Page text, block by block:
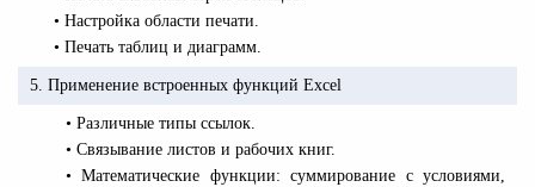
• Настройка области печати.
• Печать таблиц и диаграмм.
5. Применение встроенных функций Excel
• Различные типы ссылок.
• Связывание листов и рабочих книг.
• Математические функции: суммирование с условиями,